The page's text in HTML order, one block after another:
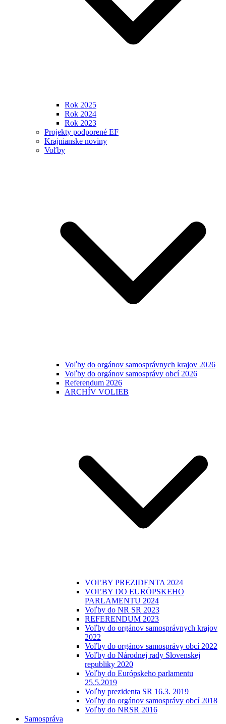
Rok 2025
Rok 2024
Rok 2023
Projekty podporené EF
Krajnianske noviny
Voľby
Voľby do orgánov samosprávnych krajov 2026
Voľby do orgánov samosprávy obcí 2026
Referendum 2026
ARCHÍV VOLIEB
VOĽBY PREZIDENTA 2024
VOĽBY DO EURÓPSKEHO
PARLAMENTU 2024
Voľby do NR SR 2023
REFERENDUM 2023
Voľby do orgánov samosprávnych krajov
2022
Voľby do orgánov samosprávy obcí 2022
Voľby do Národnej rady Slovenskej
republiky 2020
Voľby do Európskeho parlamentu
25.5.2019
Voľby prezidenta SR 16.3. 2019
Voľby do orgánov samosprávy obcí 2018
Voľby do NRSR 2016
Samospráva